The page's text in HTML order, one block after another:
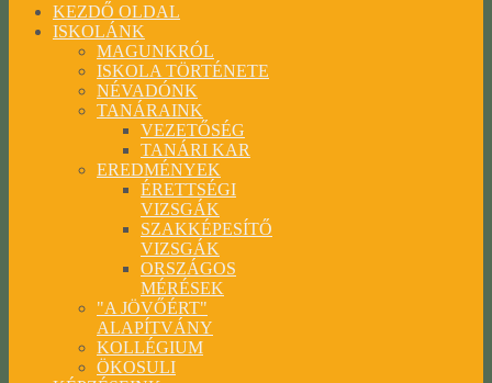
KEZDŐ OLDAL
ISKOLÁNK
MAGUNKRÓL
ISKOLA TÖRTÉNETE
NÉVADÓNK
TANÁRAINK
VEZETŐSÉG
TANÁRI KAR
EREDMÉNYEK
ÉRETTSÉGI
VIZSGÁK
SZAKKÉPESÍTŐ
VIZSGÁK
ORSZÁGOS
MÉRÉSEK
"A JÖVŐÉRT"
ALAPÍTVÁNY
KOLLÉGIUM
ÖKOSULI